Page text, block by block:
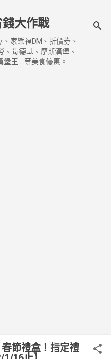
大作戰
家樂福DM、折價券、
肯德基、摩斯漢堡、
王....等美食優惠。
節禮盒！指定禮